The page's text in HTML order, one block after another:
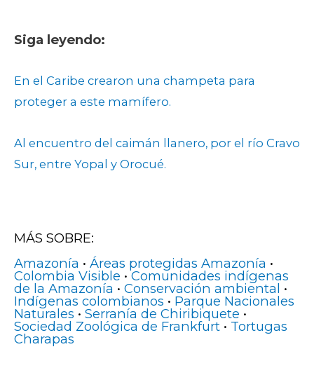
Siga leyendo:
En el Caribe crearon una champeta para
proteger a este mamífero.
Al encuentro del caimán llanero, por el río Cravo
Sur, entre Yopal y Orocué.
MÁS SOBRE:
Amazonía • Áreas protegidas Amazonía •
Colombia Visible •Comunidades indígenas
de la Amazonía • Conservación ambiental •
Indígenas colombianos • Parque Nacionales
Naturales • Serranía de Chiribiquete •
Sociedad Zoológica de Frankfurt • Tortugas
Charapas